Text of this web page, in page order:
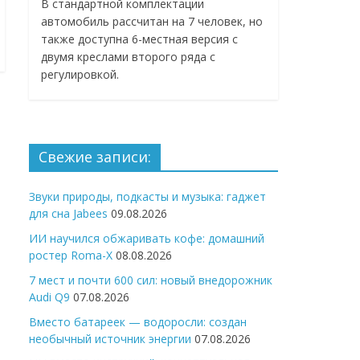
В стандартной комплектации
автомобиль рассчитан на 7 человек, но
также доступна 6-местная версия с
двумя креслами второго ряда с
регулировкой.
Свежие записи:
Звуки природы, подкасты и музыка: гаджет
для сна Jabees 09.08.2026
ИИ научился обжаривать кофе: домашний
ростер Roma-X 08.08.2026
7 мест и почти 600 сил: новый внедорожник
Audi Q9 07.08.2026
Вместо батареек — водоросли: создан
необычный источник энергии 07.08.2026